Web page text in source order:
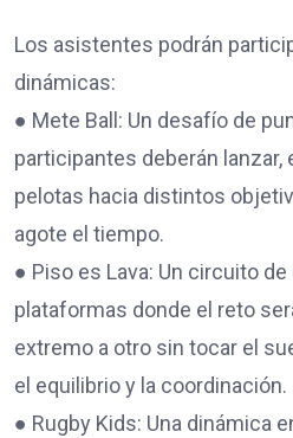
Los asistentes podrán
dinámicas:
● Mete Ball: Un desafío de
participantes deberán lanzar,
pelotas hacia distintos
agote el tiempo.
● Piso es Lava: Un circuito
plataformas donde el reto
extremo a otro sin tocar el
el equilibrio y la coordinación.
● Rugby Kids: Una dinámica